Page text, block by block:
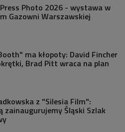
Photo 2026 - wystawa w
Gazowni Warszawskiej
ma kłopoty: David Fincher
Brad Pitt wraca na plan
z "Silesia Film":
zainaugurujemy Śląski Szlak